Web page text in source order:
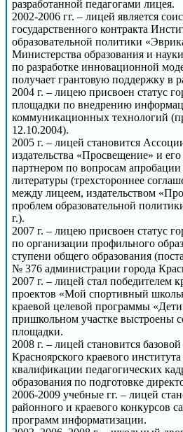
разработанной педагогами лицея.
2002-2006 гг. – лицей является
государственного контракта
образовательной политики
Министерства образования и
по разработке инновационной
получает грантовую поддержку в
2004 г. – лицею присвоен статус
площадки по внедрению
коммуникационных технологий
12.10.2004).
2005 г. – лицей становится
издательства «Просвещение» и
партнером по вопросам
литературы (трехстороннее
между лицеем, издательством
проблем образовательной
г.).
2007 г. – лицею присвоен статус
по организации профильного
ступени общего образования
№ 376 администрации города
2007 г. – лицей стал победителем
проектов «Мой спортивный
краевой целевой программы
пришкольном участке выстроены
площадки.
2008 г. – лицей становится
Красноярского краевого
квалификации педагогических
образования по подготовке
2006-2009 учебные гг. – лицей
районного и краевого конкурсов
программ информатизации.